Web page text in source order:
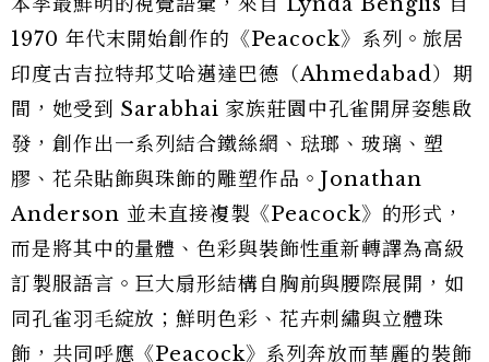
Dior 2026–2027 秋冬高級訂製服
系列。
Dior 2026–2027 秋冬高級訂製服
系列。
《Peacock》：從藝術作品到高級訂
製服